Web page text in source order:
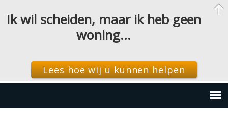
Ik wil scheiden, maar ik heb geen
woning…
Lees hoe wij u kunnen helpen